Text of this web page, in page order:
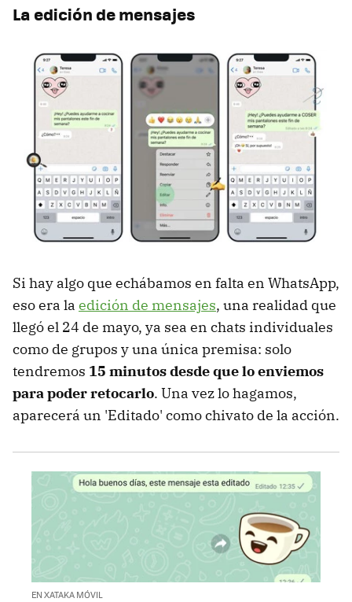
La edición de mensajes
Si hay algo que echábamos en falta en WhatsApp,
eso era la edición de mensajes, una realidad que
llegó el 24 de mayo, ya sea en chats individuales
como de grupos y una única premisa: solo
tendremos 15 minutos desde que lo enviemos
para poder retocarlo. Una vez lo hagamos,
aparecerá un 'Editado' como chivato de la acción.
EN XATAKA MÓVIL